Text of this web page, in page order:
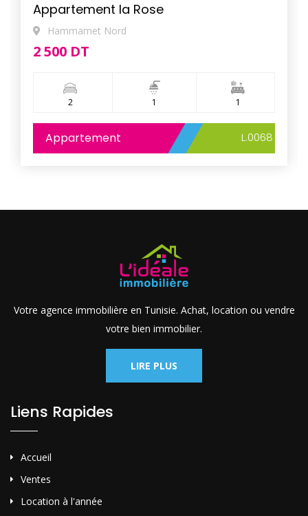
Appartement la Rose
Hammamet Nord
2 500 DT
2 1 1
Appartement L.0068
Votre agence immobilière en Tunisie. Achat, location ou vendre
votre bien immobilier.
LIRE PLUS
Liens Rapides
Accueil
Ventes
Location à l'année